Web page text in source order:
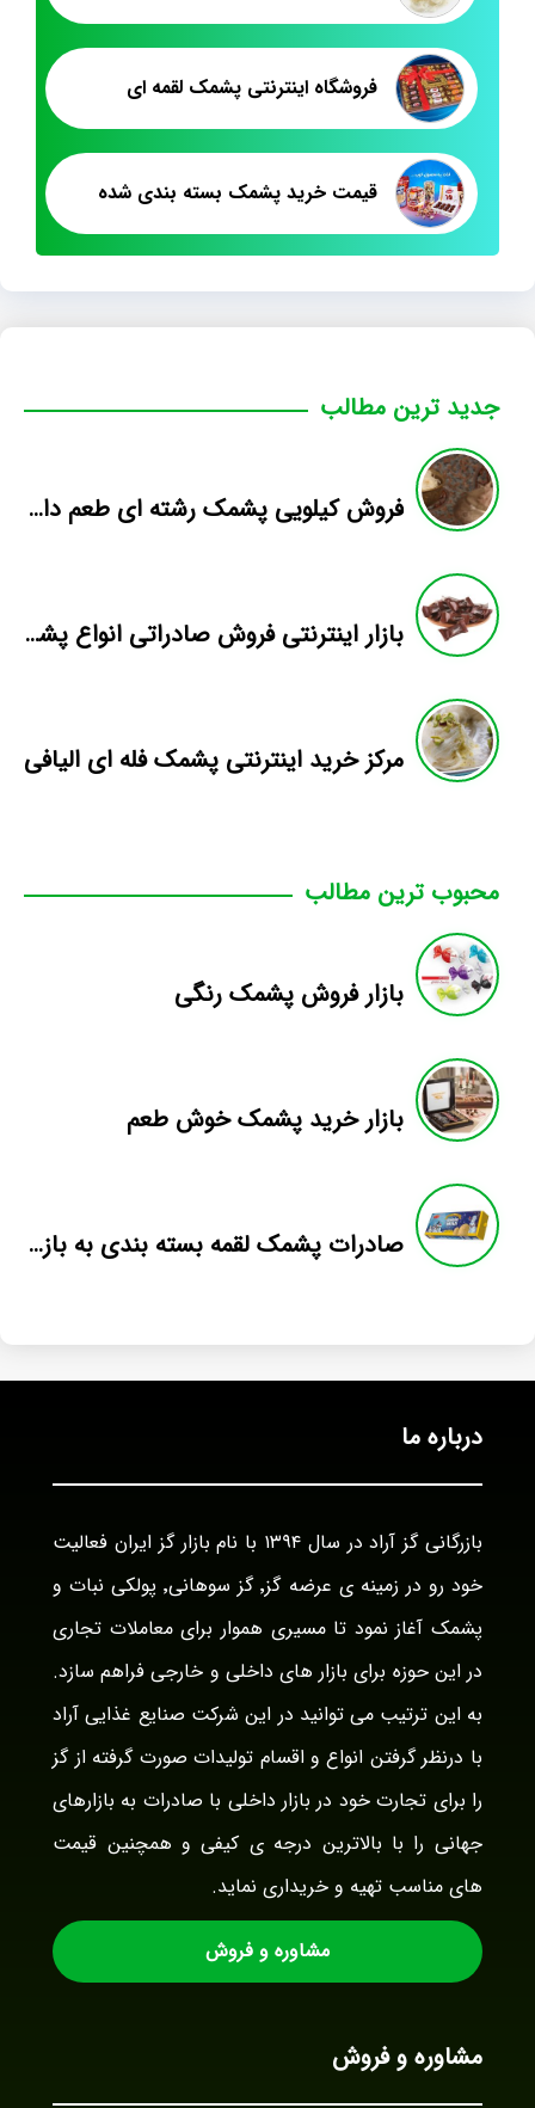
فروشگاه اینترنتی پشمک لقمه ای
قیمت خرید پشمک بسته بندی شده
جدید ترین مطالب
فروش کیلویی پشمک رشته ای طعم دار میوه
بازار اینترنتی فروش صادراتی انواع پشمک الیافی/شکلاتی
مرکز خرید اینترنتی پشمک فله ای الیافی
محبوب ترین مطالب
بازار فروش پشمک رنگی
بازار خرید پشمک خوش طعم
صادرات پشمک لقمه بسته بندی به بازار کانادا
درباره ما
بازرگانی گز آراد در سال ۱۳۹۴ با نام بازار گز ایران فعالیت
خود رو در زمینه ی عرضه گز٬ گز سوهانی٬ پولکی نبات و
پشمک آغاز نمود تا مسیری هموار برای معاملات تجاری
در این حوزه برای بازار های داخلی و خارجی فراهم سازد.
به این ترتیب می توانید در این شرکت صنایع غذایی آراد
با درنظر گرفتن انواع و اقسام تولیدات صورت گرفته از گز
را برای تجارت خود در بازار داخلی با صادرات به بازارهای
جهانی را با بالاترین درجه ی کیفی و همچنین قیمت
های مناسب تهیه و خریداری نماید.
مشاوره و فروش
مشاوره و فروش